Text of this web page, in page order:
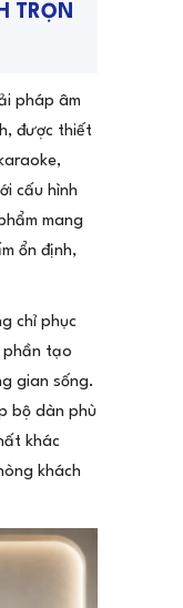
TRỌN
pháp âm
được thiết
cấu hình
mang
ổn định,
chỉ phục
phần tạo
gian sống.
bộ dàn phù
khác
khách